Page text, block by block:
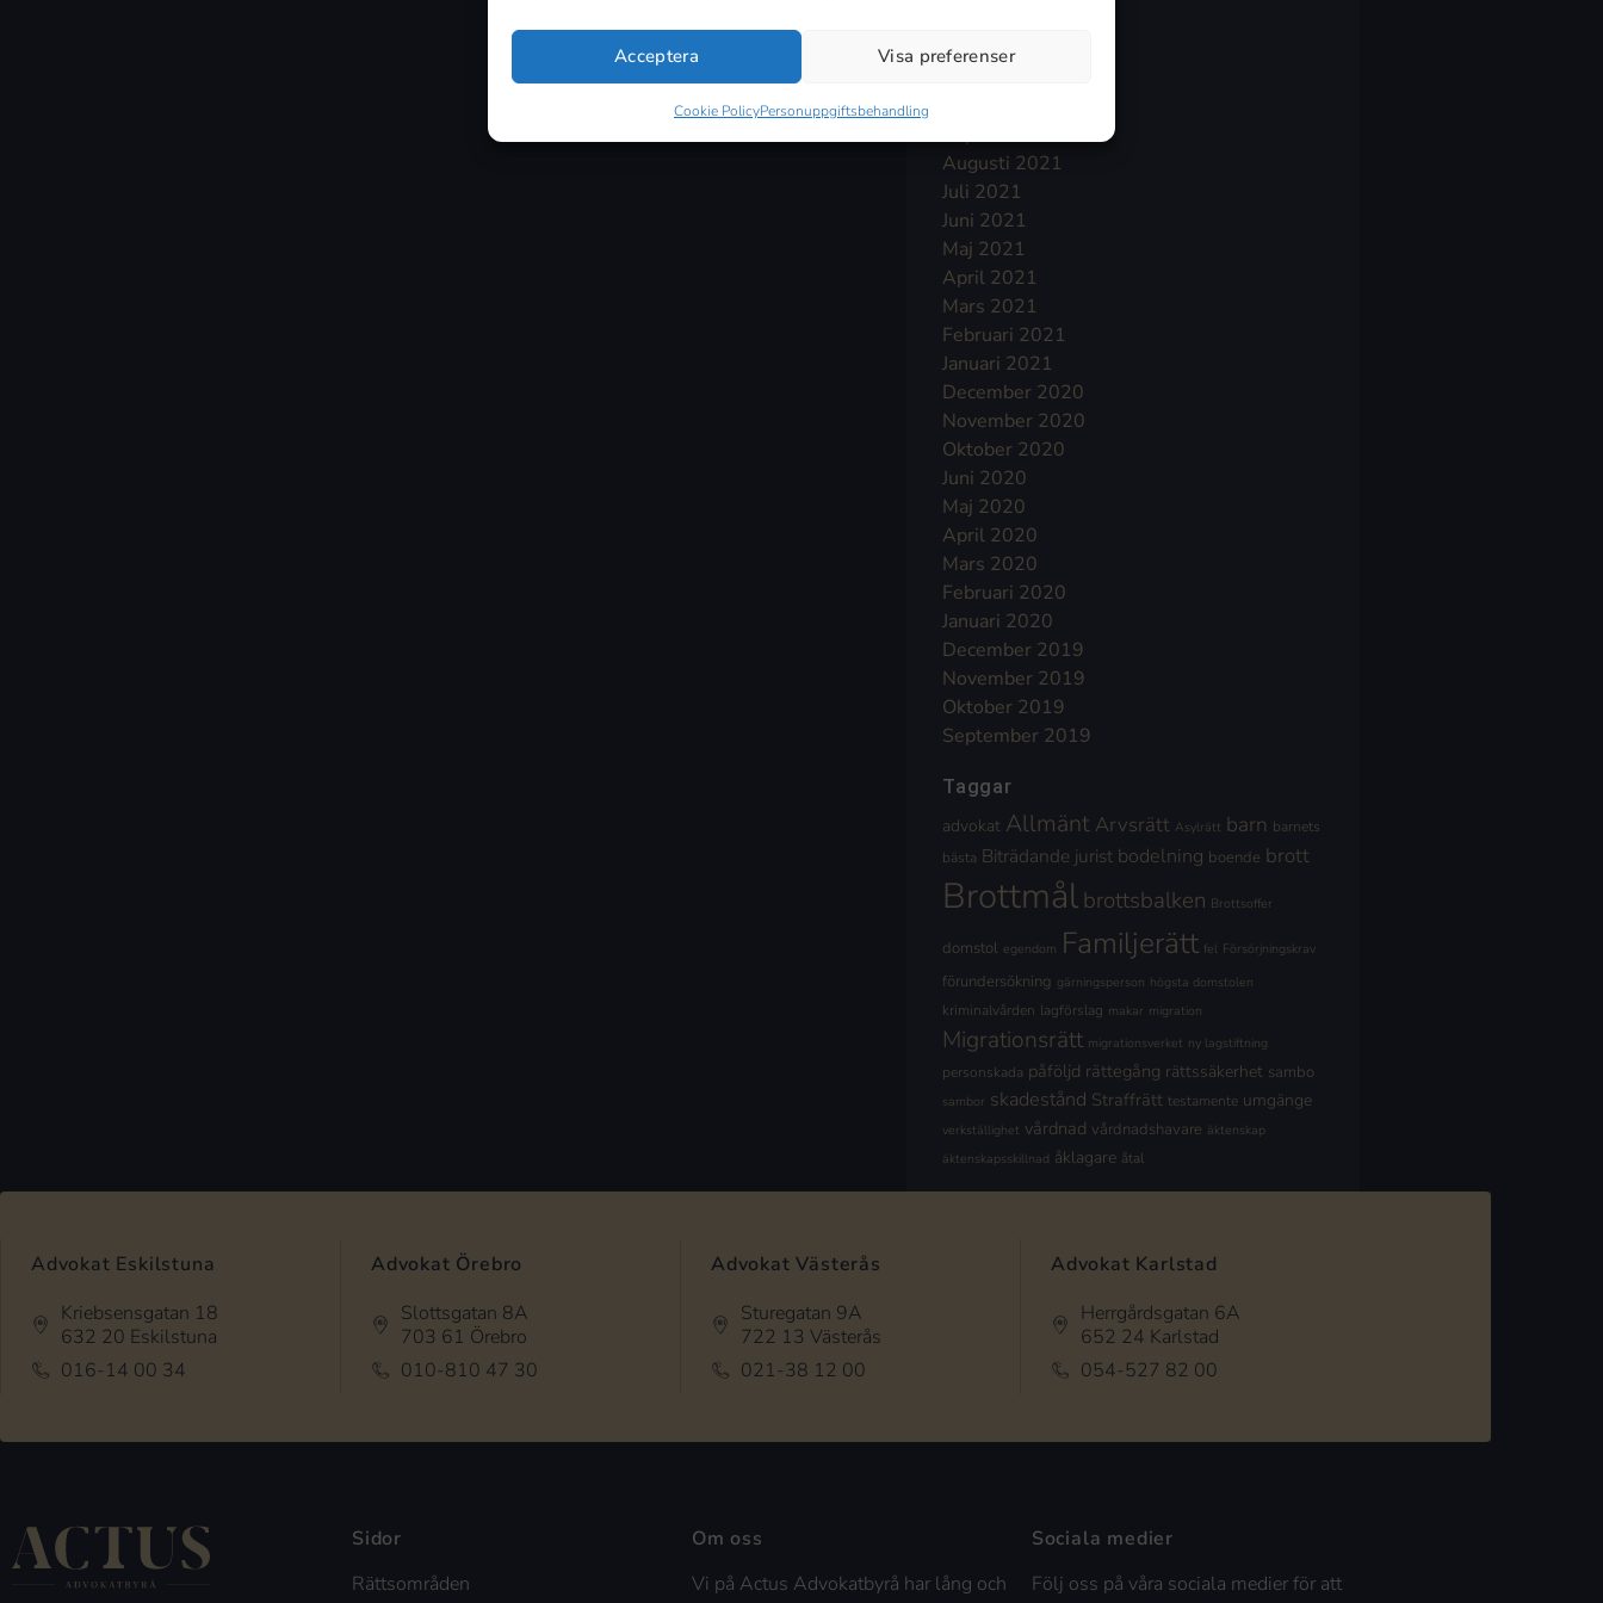
Acceptera Visa preferenser
Cookie PolicyPersonuppgiftsbehandling
December 2021
Augusti 2021
Juli 2021
Juni 2021
Maj 2021
April 2021
Mars 2021
Februari 2021
Januari 2021
December 2020
November 2020
Oktober 2020
Juni 2020
Maj 2020
April 2020
Mars 2020
Februari 2020
Januari 2020
December 2019
November 2019
Oktober 2019
September 2019
Taggar
advokat Allmänt Arvsrätt Asylrätt barn barnets
bästa Biträdande jurist bodelning boende brott
Brottmålbrottsbalken Brottsoffer
domstol egendom Familjerätt fel Försörjningskrav
förundersökning gärningsperson högsta domstolen
kriminalvården lagförslag makar migration
Migrationsrätt migrationsverket ny lagstiftning
personskada påföljd rättegång rättssäkerhet sambo
sambor skadestånd Straffrätt testamente umgänge
verkställighet vårdnad vårdnadshavare äktenskap
äktenskapsskillnad åklagare åtal
Advokat Eskilstuna
Kriebsensgatan 18
632 20 Eskilstuna
016-14 00 34
Advokat Örebro
Slottsgatan 8A
703 61 Örebro
010-810 47 30
Advokat Västerås
Sturegatan 9A
722 13 Västerås
021-38 12 00
Advokat Karlstad
Herrgårdsgatan 6A
652 24 Karlstad
054-527 82 00
Sidor
Rättsområden
Om oss
Vi på Actus Advokatbyrå har lång och
Sociala medier
Följ oss på våra sociala medier för att